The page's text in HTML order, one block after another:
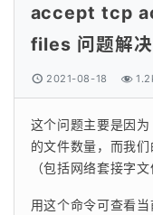
accept tcp
files 问题解决
2021-08-18
这个问题主要是因
的文件数量，而我
（包括网络套接字
用这个命令可查看当